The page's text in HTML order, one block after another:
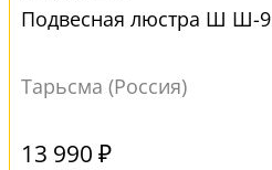
Подвесная люстра Ш Ш-9
Тарьсма (Россия)
13 990 ₽